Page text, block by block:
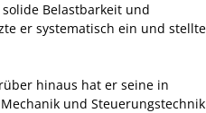
solide Belastbarkeit und
er systematisch ein und stellte
hinaus hat er seine in
und Steuerungstechnik